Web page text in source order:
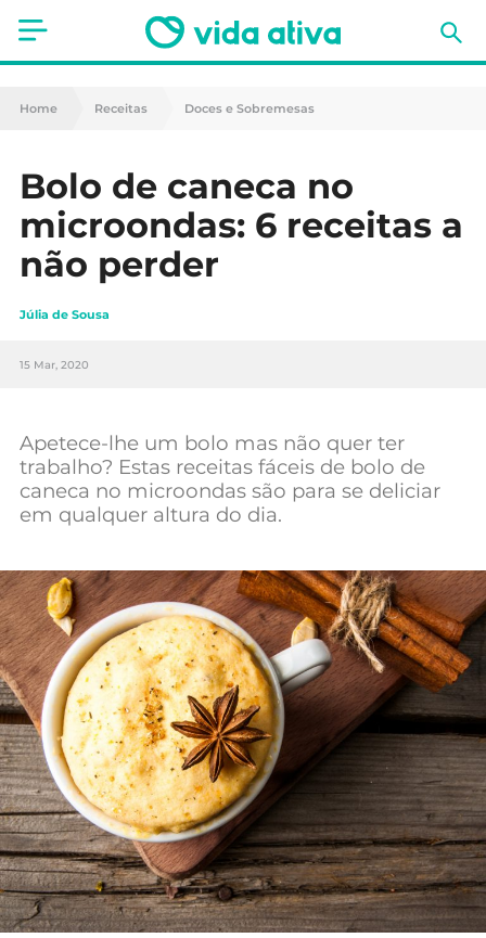
Saúde
Nutrição
Receitas
Fitness
Mães e Bebés
Home Receitas Doces e Sobremesas
Bolo de caneca no
microondas: 6 receitas a
não perder
Júlia de Sousa
15 Mar, 2020
Apetece-lhe um bolo mas não quer ter
trabalho? Estas receitas fáceis de bolo de
caneca no microondas são para se deliciar
em qualquer altura do dia.